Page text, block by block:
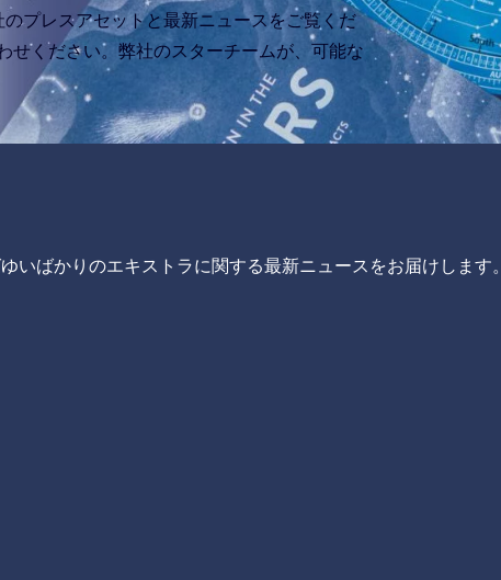
プレスアセットと最新ニュースをご覧くだ
せください。弊社のスターチームが、可能な
ばかりのエキストラに関する最新ニュースをお届けします。